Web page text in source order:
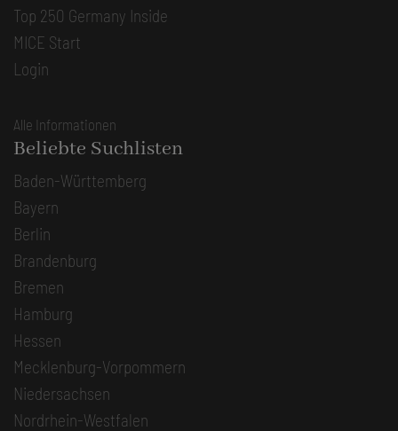
Top 250 Germany Inside
MICE Start
Login
Alle Informationen
Beliebte Suchlisten
Baden-Württemberg
Bayern
Berlin
Brandenburg
Bremen
Hamburg
Hessen
Mecklenburg-Vorpommern
Niedersachsen
Nordrhein-Westfalen